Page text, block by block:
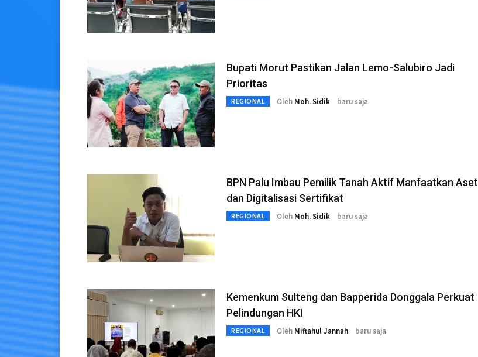
Bupati Morut Pastikan Jalan Lemo-Salubiro Jadi
Prioritas
REGIONAL Oleh Moh. Sidik baru saja
BPN Palu Imbau Pemilik Tanah Aktif Manfaatkan Aset
dan Digitalisasi Sertifikat
REGIONAL Oleh Moh. Sidik baru saja
Kemenkum Sulteng dan Bapperida Donggala Perkuat
Pelindungan HKI
REGIONAL Oleh Miftahul Jannah baru saja